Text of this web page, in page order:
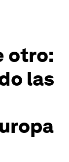
otro:
las